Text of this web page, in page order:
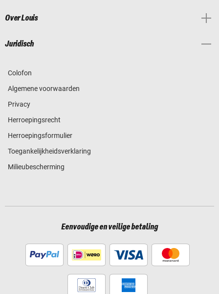
Over Louis
Juridisch
Colofon
Algemene voorwaarden
Privacy
Herroepingsrecht
Herroepingsformulier
Toegankelijkheidsverklaring
Milieubescherming
Eenvoudige en veilige betaling